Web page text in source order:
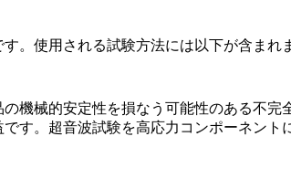
。使用される試験方法には以下が含まれ
機械的安定性を損なう可能性のある不完
す。 超音波試験を高応力コンポーネント